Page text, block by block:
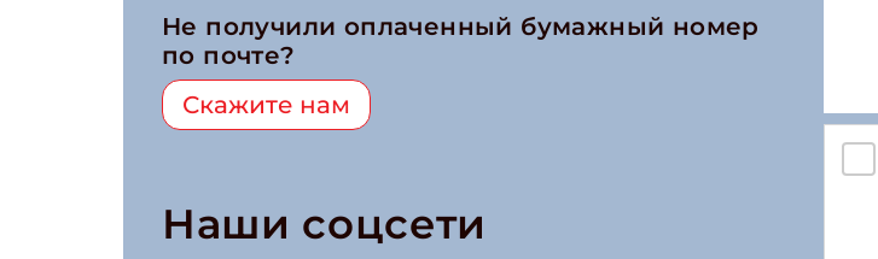
Не получили оплаченный бумажный номер
по почте?
Скажите нам
Наши соцсети